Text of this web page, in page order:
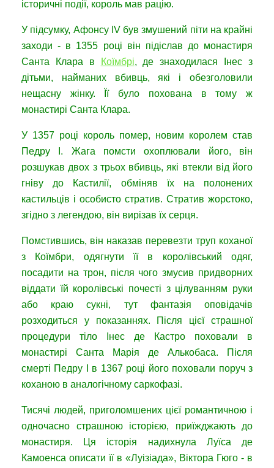
історичні події, король мав рацію.
У підсумку, Афонсу IV був змушений піти на крайні
заходи - в 1355 році він підіслав до монастиря
Санта Клара в
Коїмбрі, де знаходилася Інес з
дітьми, найманих вбивць, які і обезголовили
нещасну жінку. Її було похована в тому ж
монастирі Санта Клара.
У 1357 році король помер, новим королем став
Педру I. Жага помсти охоплювали його, він
розшукав двох з трьох вбивць, які втекли від його
гніву до Кастилії, обміняв їх на полонених
кастильців і особисто стратив. Стратив жорстоко,
згідно з легендою, він вирізав їх серця.
Помстившись, він наказав перевезти труп коханої
з Коїмбри, одягнути її в королівський одяг,
посадити на трон, після чого змусив придворних
віддати їй королівські почесті з цілуванням руки
або краю сукні, тут фантазія оповідачів
розходиться у показаннях. Після цієї страшної
процедури тіло Інес де Кастро поховали в
монастирі Санта Марія де Алькобаса. Після
смерті Педру I в 1367 році його поховали поруч з
коханою в аналогічному саркофазі.
Тисячі людей, приголомшених цієї романтичною і
одночасно страшною історією, приїжджають до
монастиря. Ця історія надихнула Луїса де
Камоенса описати її в «Луізіада», Віктора Гюго - в